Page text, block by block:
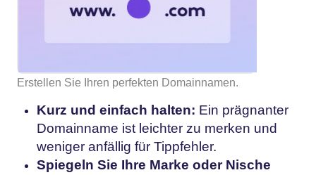
Erstellen Sie Ihren perfekten Domainnamen.
Kurz und einfach halten: Ein prägnanter
Domainname ist leichter zu merken und
weniger anfällig für Tippfehler.
Spiegeln Sie Ihre Marke oder Nische